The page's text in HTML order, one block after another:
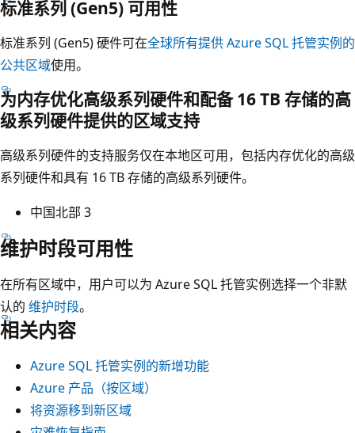
标准系列 (Gen5) 可用性
标准系列 (Gen5) 硬件可在全球所有提供 Azure SQL 托管实例的
公共区域使用。
为内存优化高级系列硬件和配备 16 TB 存储的高
级系列硬件提供的区域支持
高级系列硬件的支持服务仅在本地区可用，包括内存优化的高级
系列硬件和具有 16 TB 存储的高级系列硬件。
中国北部 3
维护时段可用性
在所有区域中，用户可以为 Azure SQL 托管实例选择一个非默
认的 维护时段。
相关内容
Azure SQL 托管实例的新增功能
Azure 产品（按区域）
将资源移到新区域